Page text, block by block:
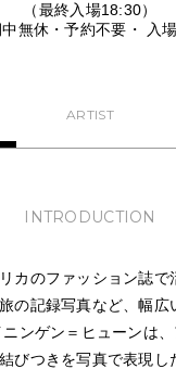
（最終入場18:30）
無休・予約不要・ 入
ARTIST
INTRODUCTION
カのファッション誌で
の記録写真など、幅広
ンゲン＝ヒューンは
びつきを写真で表現し